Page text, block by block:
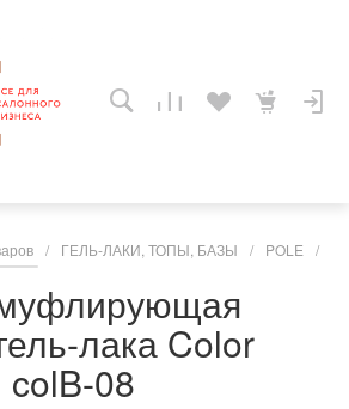
/ ГЕЛЬ-ЛАКИ, ТОПЫ, БАЗЫ / POLE /
лака Color
08